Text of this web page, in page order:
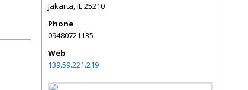
Jakarta,IL25210
Phone
09480721135
Web
139.59.221.219